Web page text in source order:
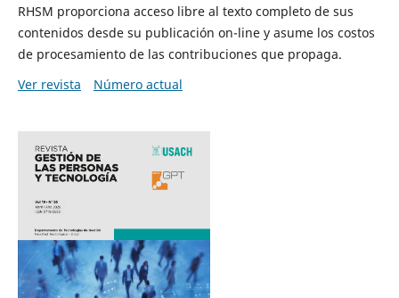
RHSM proporciona acceso libre al texto completo de sus
contenidos desde su publicación on-line y asume los costos
de procesamiento de las contribuciones que propaga.
Ver revista
Número actual